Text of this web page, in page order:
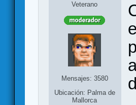
Veterano
Mensajes: 3580
Ubicación: Palma de
Mallorca